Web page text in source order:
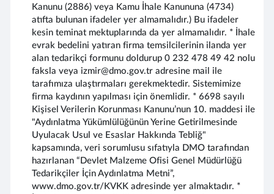
Kanunu (2886) veya Kamu İhale Kanununa (4734)
atıfta bulunan ifadeler yer almamalıdır.) Bu ifadeler
kesin teminat mektuplarında da yer almamalıdır. * İhale
evrak bedelini yatıran firma temsilcilerinin ilanda yer
alan tedarikçi formunu doldurup 0 232 478 49 42 nolu
faksla veya izmir@dmo.gov.tr adresine mail ile
tarafımıza ulaştırmaları gerekmektedir. Sistemimize
firma kaydının yapılması için önemlidir. * 6698 sayılı
Kişisel Verilerin Korunması Kanunu’nun 10. maddesi ile
"Aydınlatma Yükümlülüğünün Yerine Getirilmesinde
Uyulacak Usul ve Esaslar Hakkında Tebliğ"
kapsamında, veri sorumlusu sıfatıyla DMO tarafından
hazırlanan “Devlet Malzeme Ofisi Genel Müdürlüğü
Tedarikçiler İçin Aydınlatma Metni”,
www.dmo.gov.tr/KVKK adresinde yer almaktadır. *